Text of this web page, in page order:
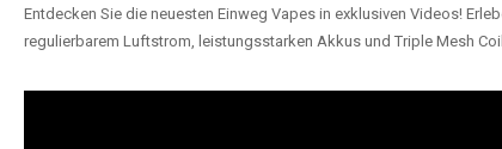
Entdecken Sie die neuesten Einweg Vapes in exklusiven Videos!
regulierbarem Luftstrom, leistungsstarken Akkus und Triple Mesh